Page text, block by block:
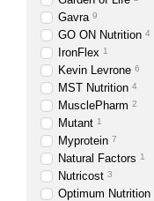
Gavra 9
GO ON Nutrition 4
IronFlex 1
Kevin Levrone 6
MST Nutrition 4
MusclePharm 2
Mutant 1
Myprotein 7
Natural Factors 1
Nutricost 3
Optimum Nutrition